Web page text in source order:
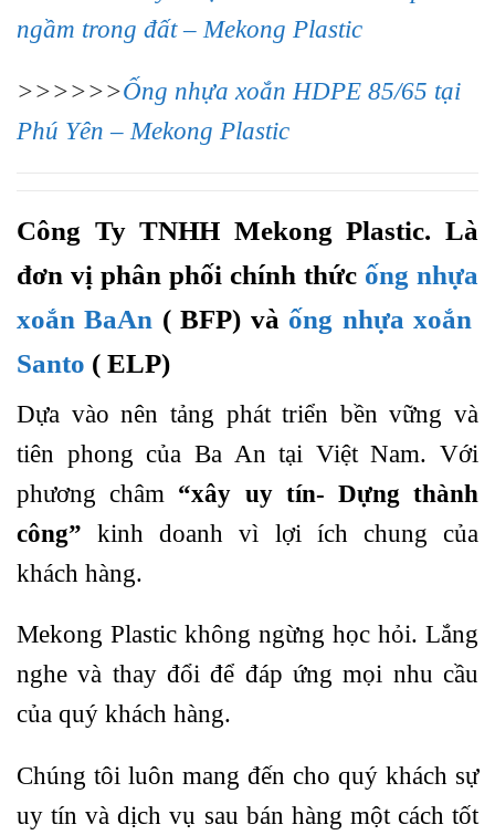
ngầm trong đất – Mekong Plastic
>>>>>>Ống nhựa xoắn HDPE 85/65 tại
Phú Yên – Mekong Plastic
Công Ty TNHH Mekong Plastic. Là
đơn vị phân phối chính thức ống nhựa
xoắn BaAn ( BFP) và ống nhựa xoắn
Santo ( ELP)
Dựa vào nên tảng phát triển bền vững và
tiên phong của Ba An tại Việt Nam. Với
phương châm “xây uy tín- Dựng thành
công” kinh doanh vì lợi ích chung của
khách hàng.
Mekong Plastic không ngừng học hỏi. Lắng
nghe và thay đổi để đáp ứng mọi nhu cầu
của quý khách hàng.
Chúng tôi luôn mang đến cho quý khách sự
uy tín và dịch vụ sau bán hàng một cách tốt